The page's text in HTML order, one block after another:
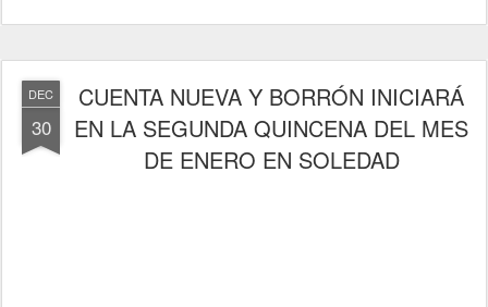
DEC
30
CUENTA NUEVA Y BORRÓN INICIARÁ
EN LA SEGUNDA QUINCENA DEL MES
DE ENERO EN SOLEDAD